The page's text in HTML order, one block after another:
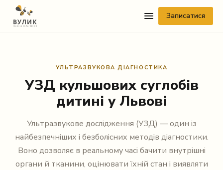
Записатися
УЛЬТРАЗВУКОВА ДІАГНОСТИКА
УЗД кульшових суглобів
дитині у Львові
Ультразвукове дослідження (УЗД) — один із
найбезпечніших і безболісних методів діагностики.
Воно дозволяє в реальному часі бачити внутрішні
органи й тканини, оцінювати їхній стан і виявляти
Telegram
Viber